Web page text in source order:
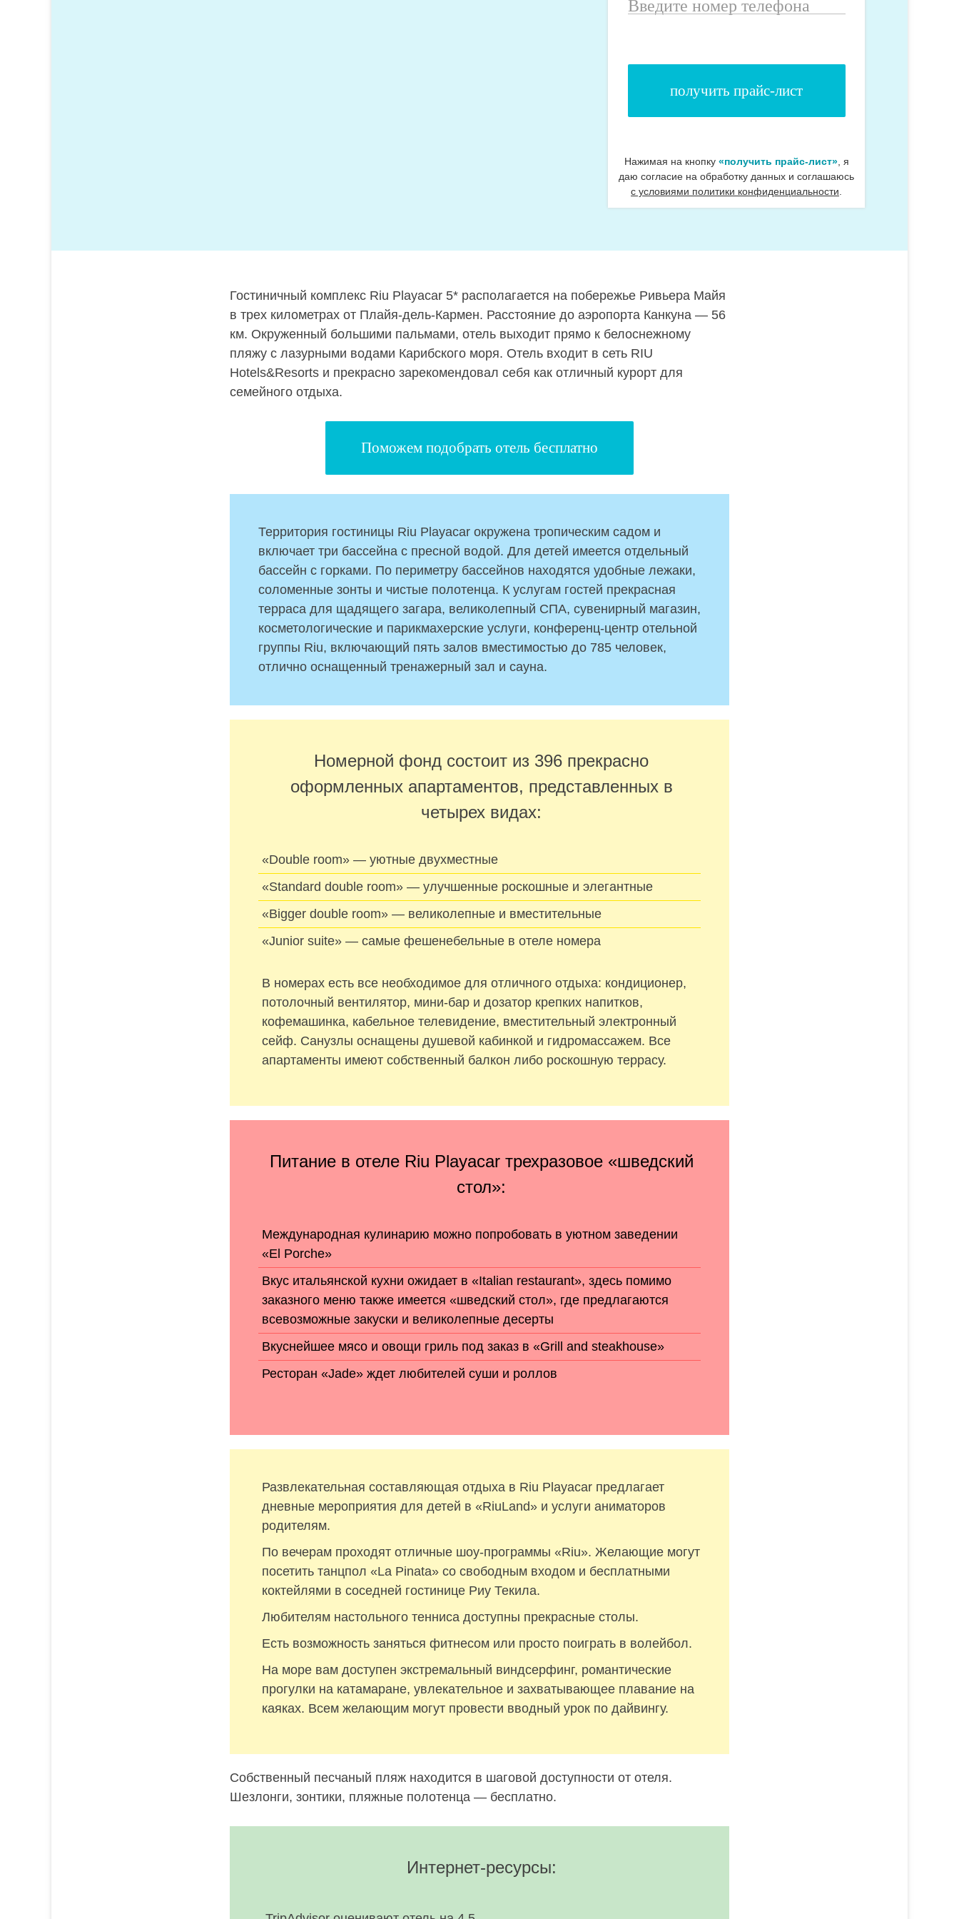
Нажимая на кнопку «получить прайс-лист», я
даю согласие на обработку данных и соглашаюсь
с условиями политики конфиденциальности
Гостиничный комплекс Riu Playacar 5* располагается на побережье Ривьера Майя
в трех километрах от Плайя-дель-Кармен. Расстояние до аэропорта Канкуна — 56
км. Окруженный большими пальмами, отель выходит прямо к белоснежному
пляжу с лазурными водами Карибского моря. Отель входит в сеть RIU
Hotels&Resorts и прекрасно зарекомендовал себя как отличный курорт для
семейного отдыха.
Поможем подобрать отель бесплатно
Территория гостиницы Riu Playacar окружена тропическим садом и
включает три бассейна с пресной водой. Для детей имеется отдельный
бассейн с горками. По периметру бассейнов находятся удобные лежаки,
соломенные зонты и чистые полотенца. К услугам гостей прекрасная
терраса для щадящего загара, великолепный СПА, сувенирный магазин,
косметологические и парикмахерские услуги, конференц-центр отельной
группы Riu, включающий пять залов вместимостью до 785 человек,
отлично оснащенный тренажерный зал и сауна.
Номерной фонд состоит из 396 прекрасно
оформленных апартаментов, представленных в
четырех видах:
«Double room» — уютные двухместные
«Standard double room» — улучшенные роскошные и элегантные
«Bigger double room» — великолепные и вместительные
«Junior suite» — самые фешенебельные в отеле номера
В номерах есть все необходимое для отличного отдыха: кондиционер,
потолочный вентилятор, мини-бар и дозатор крепких напитков,
кофемашинка, кабельное телевидение, вместительный электронный
сейф. Санузлы оснащены душевой кабинкой и гидромассажем. Все
апартаменты имеют собственный балкон либо роскошную террасу.
Питание в отеле Riu Playacar трехразовое «шведский
стол»:
Международная кулинарию можно попробовать в уютном заведении
«El Porche»
Вкус итальянской кухни ожидает в «Italian restaurant», здесь помимо
заказного меню также имеется «шведский стол», где предлагаются
всевозможные закуски и великолепные десерты
Вкуснейшее мясо и овощи гриль под заказ в «Grill and steakhouse»
Ресторан «Jade» ждет любителей суши и роллов
Развлекательная составляющая отдыха в Riu Playacar предлагает
дневные мероприятия для детей в «RiuLand» и услуги аниматоров
родителям.
По вечерам проходят отличные шоу-программы «Riu». Желающие могут
посетить танцпол «La Pinata» со свободным входом и бесплатными
коктейлями в соседней гостинице Риу Текила.
Любителям настольного тенниса доступны прекрасные столы.
Есть возможность заняться фитнесом или просто поиграть в волейбол.
На море вам доступен экстремальный виндсерфинг, романтические
прогулки на катамаране, увлекательное и захватывающее плавание на
каяках. Всем желающим могут провести вводный урок по дайвингу.
Собственный песчаный пляж находится в шаговой доступности от отеля.
Шезлонги, зонтики, пляжные полотенца — бесплатно.
Интернет-ресурсы: